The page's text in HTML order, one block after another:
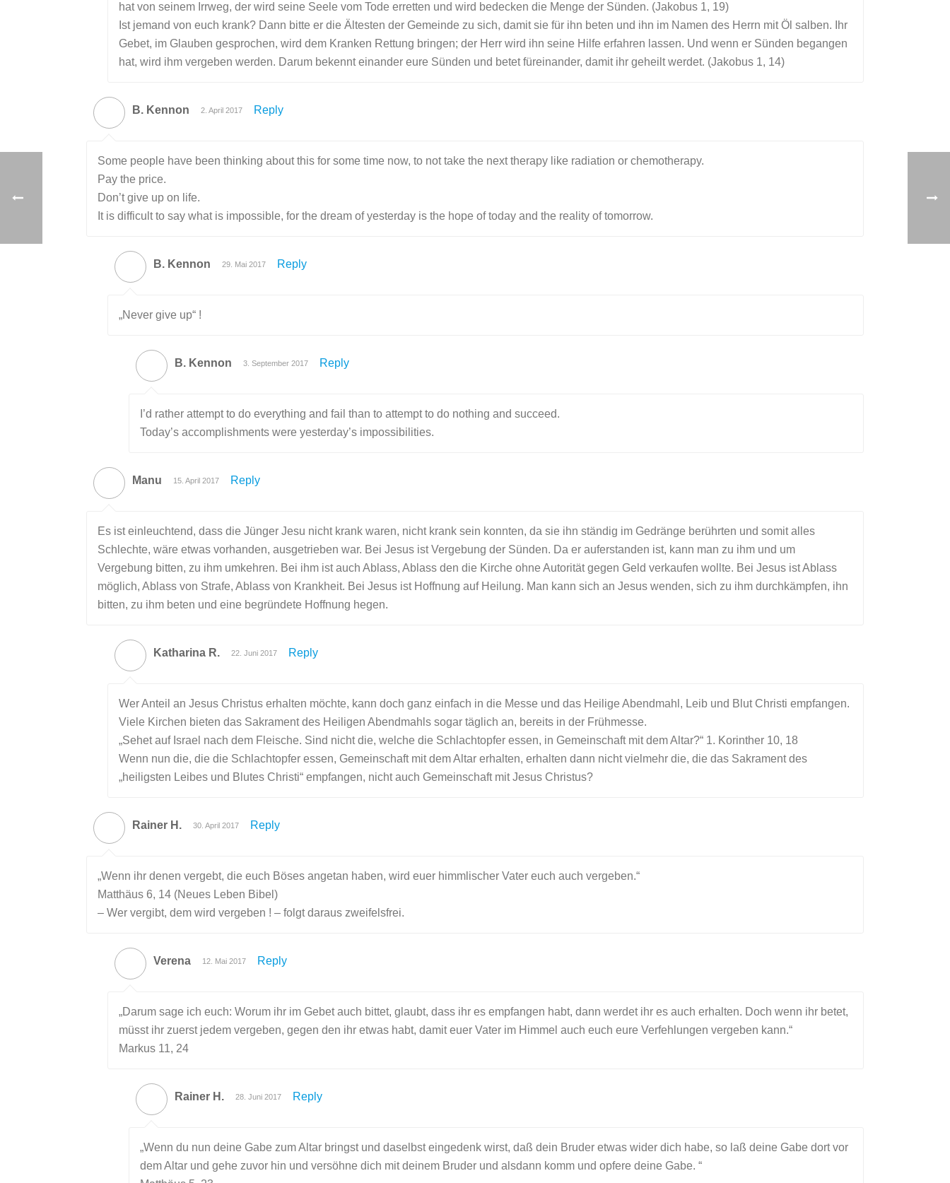
hat von seinem Irrweg, der wird seine Seele vom Tode erretten und wird bedecken die Menge der Sünden. (Jakobus 1, 19)
Ist jemand von euch krank? Dann bitte er die Ältesten der Gemeinde zu sich, damit sie für ihn beten und ihn im Namen des Herrn mit Öl salben. Ihr
Gebet, im Glauben gesprochen, wird dem Kranken Rettung bringen; der Herr wird ihn seine Hilfe erfahren lassen. Und wenn er Sünden begangen
hat, wird ihm vergeben werden. Darum bekennt einander eure Sünden und betet füreinander, damit ihr geheilt werdet. (Jakobus 1, 14)
B. Kennon 2. April 2017 Reply
Some people have been thinking about this for some time now, to not take the next therapy like radiation or chemotherapy.
Pay the price.
Don’t give up on life.
It is difficult to say what is impossible, for the dream of yesterday is the hope of today and the reality of tomorrow.
B. Kennon 29. Mai 2017 Reply
„Never give up“ !
B. Kennon 3. September 2017 Reply
I’d rather attempt to do everything and fail than to attempt to do nothing and succeed.
Today’s accomplishments were yesterday’s impossibilities.
Manu 15. April 2017 Reply
Es ist einleuchtend, dass die Jünger Jesu nicht krank waren, nicht krank sein konnten, da sie ihn ständig im Gedränge berührten und somit alles
Schlechte, wäre etwas vorhanden, ausgetrieben war. Bei Jesus ist Vergebung der Sünden. Da er auferstanden ist, kann man zu ihm und um
Vergebung bitten, zu ihm umkehren. Bei ihm ist auch Ablass, Ablass den die Kirche ohne Autorität gegen Geld verkaufen wollte. Bei Jesus ist Ablass
möglich, Ablass von Strafe, Ablass von Krankheit. Bei Jesus ist Hoffnung auf Heilung. Man kann sich an Jesus wenden, sich zu ihm durchkämpfen, ihn
bitten, zu ihm beten und eine begründete Hoffnung hegen.
Katharina R. 22. Juni 2017 Reply
Wer Anteil an Jesus Christus erhalten möchte, kann doch ganz einfach in die Messe und das Heilige Abendmahl, Leib und Blut Christi empfangen.
Viele Kirchen bieten das Sakrament des Heiligen Abendmahls sogar täglich an, bereits in der Frühmesse.
„Sehet auf Israel nach dem Fleische. Sind nicht die, welche die Schlachtopfer essen, in Gemeinschaft mit dem Altar?“ 1. Korinther 10, 18
Wenn nun die, die die Schlachtopfer essen, Gemeinschaft mit dem Altar erhalten, erhalten dann nicht vielmehr die, die das Sakrament des
„heiligsten Leibes und Blutes Christi“ empfangen, nicht auch Gemeinschaft mit Jesus Christus?
Rainer H. 30. April 2017 Reply
„Wenn ihr denen vergebt, die euch Böses angetan haben, wird euer himmlischer Vater euch auch vergeben.“
Matthäus 6, 14 (Neues Leben Bibel)
– Wer vergibt, dem wird vergeben ! – folgt daraus zweifelsfrei.
Verena 12. Mai 2017 Reply
„Darum sage ich euch: Worum ihr im Gebet auch bittet, glaubt, dass ihr es empfangen habt, dann werdet ihr es auch erhalten. Doch wenn ihr betet,
müsst ihr zuerst jedem vergeben, gegen den ihr etwas habt, damit euer Vater im Himmel auch euch eure Verfehlungen vergeben kann.“
Markus 11, 24
Rainer H. 28. Juni 2017 Reply
„Wenn du nun deine Gabe zum Altar bringst und daselbst eingedenk wirst, daß dein Bruder etwas wider dich habe, so laß deine Gabe dort vor
dem Altar und gehe zuvor hin und versöhne dich mit deinem Bruder und alsdann komm und opfere deine Gabe. “